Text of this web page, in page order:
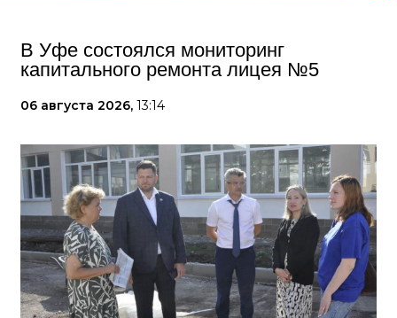
В Уфе состоялся мониторинг
капитального ремонта лицея №5
06 августа 2026, 13:14